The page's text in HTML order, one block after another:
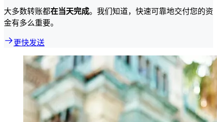
大多数转账都在当天完成。我们知道，快速可靠地交付您的资
金有多么重要。
更快发送